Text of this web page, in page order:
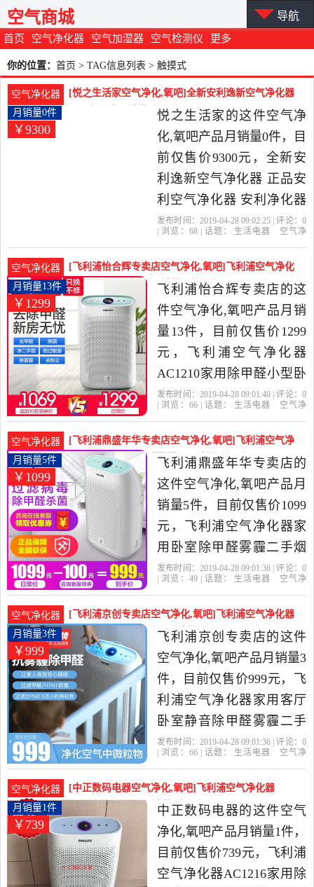
首页 空气净化器 空气加湿器 空气检测仪 更多
空气商城 导航
你的位置： 首页 > TAG信息列表 > 触摸式
空气净化器
[悦之生活家空气净化,氧吧]全新安利逸新空气净化器
正品安利空月销量0件仅售9300元
￥9300
月销量0件
悦之生活家的这件空气净
化,氧吧产品月销量0件，目
前仅售价9300元，全新安
利逸新空气净化器 正品安
利空气净化器 安利净化器
包邮是2019年悦之生活家
很高的空气净化,氧吧，由
浙江 台州发货。
发布时间：2019-04-28 09:02:25 | 评论： 0
| 浏览： 68| 话题： 生活电器
空气净
空气净化器
[飞利浦怡合辉专卖店空气净化,氧吧]飞利浦空气净化
器AC1210家用除甲月销量13件仅售1299元
￥1299
月销量13件
飞利浦怡合辉专卖店的这
件空气净化,氧吧产品月销
量13件，目前仅售价1299
元，飞利浦空气净化器
AC1210家用除甲醛小型卧
室室内去异味烟味净化机
卖店精选生活电器当中性
价比很高的空气净化,氧
吧，由湖北 鄂州发货。
发布时间：2019-04-28 09:01:40 | 评论： 0
| 浏览： 66| 话题： 生活电器
空气净
空气净化器
[飞利浦鼎盛年华专卖店空气净化,氧吧]飞利浦空气净
化器家用卧室除甲醛雾霾二月销量5件仅售1099元
￥1099
月销量5件
飞利浦鼎盛年华专卖店的
这件空气净化,氧吧产品月
销量5件，目前仅售价1099
元，飞利浦空气净化器家
用卧室除甲醛雾霾二手烟
杀菌PM2.5静音AC1210是
卖店精选生活电器当中性
价比很高的空气净化,氧
吧，由北京发货。
发布时间：2019-04-28 09:01:36 | 评论： 0
| 浏览： 49| 话题： 生活电器
空气净
空气净化器
[飞利浦京创专卖店空气净化,氧吧]飞利浦空气净化器
家用客厅卧室静音除甲月销量3件仅售999元
￥999
月销量3件
飞利浦京创专卖店的这件
空气净化,氧吧产品月销量3
件，目前仅售价999元，飞
利浦空气净化器家用客厅
卧室静音除甲醛雾霾二手
烟智能净化器是2019年飞
电器当中性价比很高的空
气净化,氧吧，由北京发
货。
发布时间：2019-04-28 09:01:36 | 评论： 0
| 浏览： 66| 话题： 生活电器
空气净
空气净化器
[中正数码电器空气净化,氧吧]飞利浦空气净化器
AC1216家用除甲月销量1件仅售739元
￥739
月销量1件
中正数码电器的这件空气
净化,氧吧产品月销量1件，
目前仅售价739元，飞利浦
空气净化器AC1216家用除